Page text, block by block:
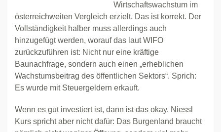
Wirtschaftswachstum im
österreichweiten Vergleich erzielt. Das ist korrekt. Der
Vollständigkeit halber muss allerdings auch
hinzugefügt werden, worauf das laut WIFO
zurückzuführen ist: Nicht nur eine kräftige
Baunachfrage, sondern auch einen „erheblichen
Wachstumsbeitrag des öffentlichen Sektors“. Sprich:
Es wurde mit Steuergeldern erkauft.
Wenn es gut investiert ist, dann ist das okay. Niessl
Kurs spricht aber nicht dafür: Das Burgenland braucht